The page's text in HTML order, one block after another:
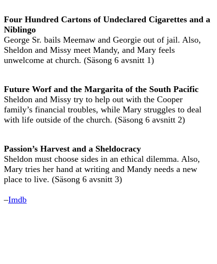
Four Hundred Cartons of Undeclared Cigarettes and a
Niblingo
George Sr. bails Meemaw and Georgie out of jail. Also,
Sheldon and Missy meet Mandy, and Mary feels
unwelcome at church. (Säsong 6 avsnitt 1)
Future Worf and the Margarita of the South Pacific
Sheldon and Missy try to help out with the Cooper
family’s financial troubles, while Mary struggles to deal
with life outside of the church. (Säsong 6 avsnitt 2)
Passion’s Harvest and a Sheldocracy
Sheldon must choose sides in an ethical dilemma. Also,
Mary tries her hand at writing and Mandy needs a new
place to live. (Säsong 6 avsnitt 3)
–Imdb